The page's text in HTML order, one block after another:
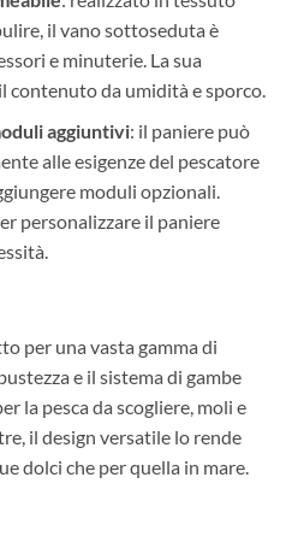
il vano sottoseduta è
e minuterie. La sua
contenuto da umidità e sporco.
aggiuntivi: il paniere può
alle esigenze del pescatore
moduli opzionali.
personalizzare il paniere
per una vasta gamma di
e il sistema di gambe
la pesca da scogliere, moli e
il design versatile lo rende
dolci che per quella in mare.